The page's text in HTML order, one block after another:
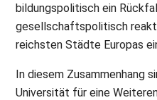
bildungspolitisch ein
gesellschaftspolitisch
reichsten Städte Europas
In diesem Zusammenhang
Universität für eine